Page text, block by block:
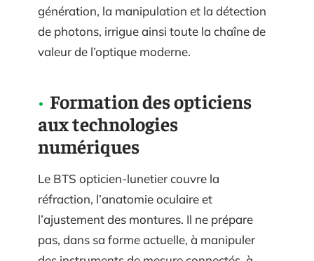
génération, la manipulation et la détection
de photons, irrigue ainsi toute la chaîne de
valeur de l’optique moderne.
Formation des opticiens
aux technologies
numériques
Le BTS opticien-lunetier couvre la
réfraction, l’anatomie oculaire et
l’ajustement des montures. Il ne prépare
pas, dans sa forme actuelle, à manipuler